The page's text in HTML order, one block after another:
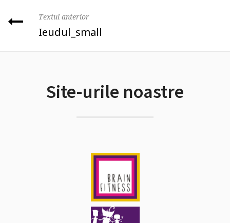
Textul anterior
Ieudul_small
Site-urile noastre